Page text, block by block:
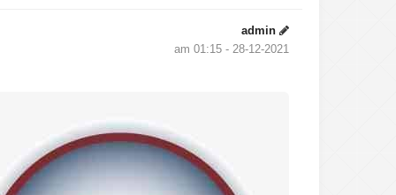
admin
28-12-2021 - 01:15 am